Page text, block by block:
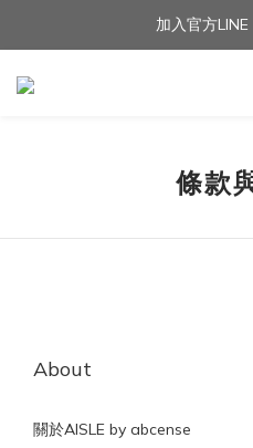
加入官方
加入官方
滿$3000免運費 | 滿
條款
About
關於AISLE by abcense